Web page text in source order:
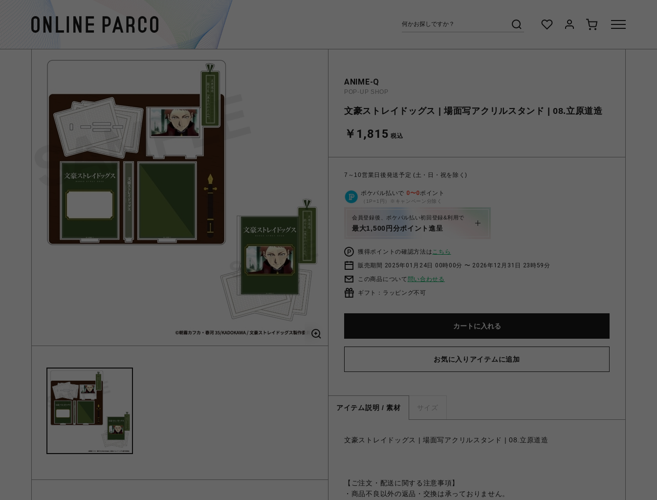
ANIME-Q
POP-UP SHOP
文豪ストレイドッグス | 場面写アクリルスタンド | 08.立原道造
￥1,815 税込
7～10営業日後発送予定 (土・日・祝を除く)
ポケパル払いで 0〜0ポイント
（1P=1円）※キャンペーン分除く
会員登録後、ポケパル払い初回登録&利用で
最大1,500円分ポイント進呈
獲得ポイントの確認方法はこちら
販売期間 2025年01月24日 00時00分 〜 2026年12月31日 23時59分
この商品について 問い合わせる
ギフト：ラッピング不可
カートに入れる
お気に入りアイテムに追加
アイテム説明 / 素材 サイズ
文豪ストレイドッグス | 場面写アクリルスタンド | 08.立原道造
【ご注文・配送に関する注意事項】
・商品不良以外の返品・交換は承っておりません。